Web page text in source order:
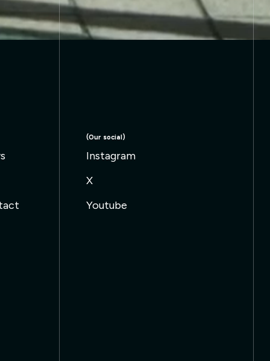
(Our social)
Instagram
Instagram
X
X
Youtube